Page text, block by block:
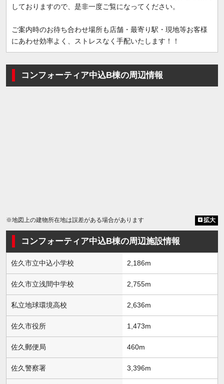
しておりますので、是非一度ご覧になってください。
ご案内時のお待ち合わせ場所も店舗・最寄り駅・現地等お客様
にあわせ効率よく、ストレスなく手配いたします！！
コンフォーティア中込B棟の周辺情報
※地図上の建物所在地は誤差がある場合があります 拡大
コンフォーティア中込B棟の周辺施設情報
佐久市立中込小学校 2,186m
佐久市立浅間中学校 2,755m
私立地球環境高校 2,636m
佐久市役所 1,473m
佐久郵便局 460m
佐久警察署 3,396m